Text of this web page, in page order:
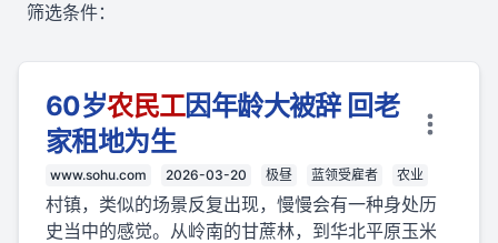
筛选条件：
60岁农民工因年龄大被辞 回老
家租地为生
www.sohu.com 2026-03-20 极昼 蓝领受雇者 农业
村镇，类似的场景反复出现，慢慢会有一种身处历
史当中的感觉。从岭南的甘蔗林，到华北平原玉米